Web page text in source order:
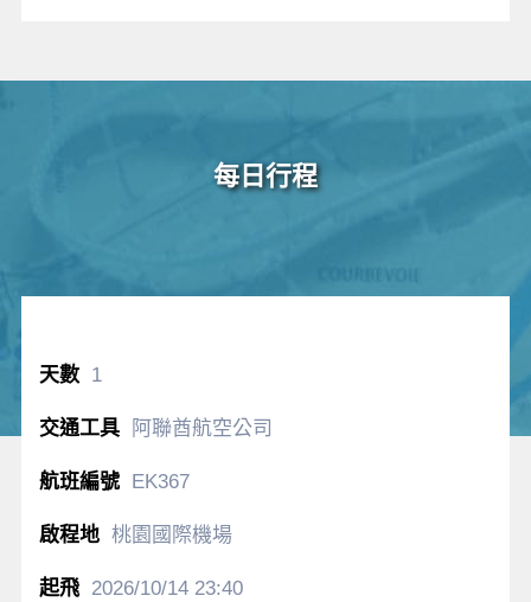
每日行程
1
阿聯酋航空公司
EK367
桃園國際機場
2026/10/1423:40